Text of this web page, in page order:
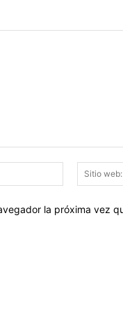
Correo
electrónico:*
la próxima vez